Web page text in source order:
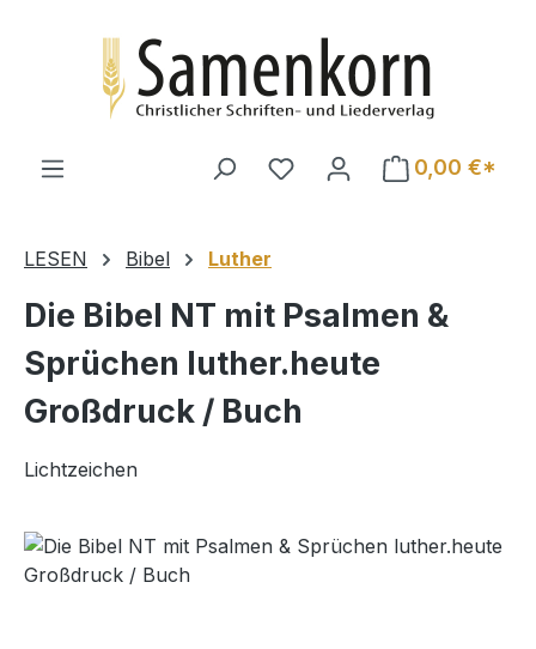
0,00 €*
LESEN Bibel Luther
Die Bibel NT mit Psalmen &
Sprüchen luther.heute
Großdruck / Buch
Lichtzeichen
Bildergalerie überspringen